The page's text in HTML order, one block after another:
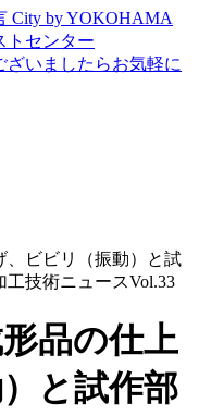
、ビビリ（振動）と試
技術ニュースVol.33
品の仕上
と試作部